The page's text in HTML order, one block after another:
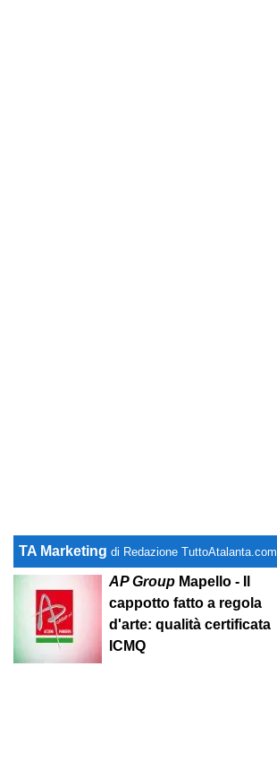
TA Marketing di Redazione TuttoAtalanta.com
AP Group Mapello - Il
cappotto fatto a regola
d'arte: qualità certificata
ICMQ